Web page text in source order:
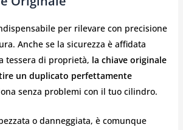
per rilevare con precisione
Anche se la sicurezza è affidata
tessera di proprietà, la chiave originale
un duplicato perfettamente
senza problemi con il tuo cilindro.
o danneggiata, è comunque